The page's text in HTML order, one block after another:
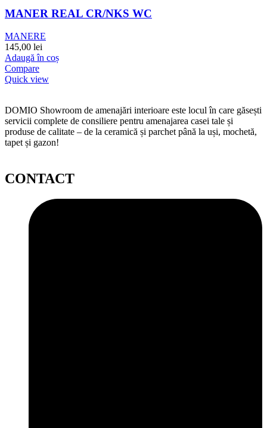
MANER REAL CR/NKS WC
MANERE
145,00 lei
Adaugă în coș
Compare
Quick view
DOMIO Showroom de amenajări interioare este locul în care găsești
servicii complete de consiliere pentru amenajarea casei tale și
produse de calitate – de la ceramică și parchet până la uși, mochetă,
tapet și gazon!
CONTACT